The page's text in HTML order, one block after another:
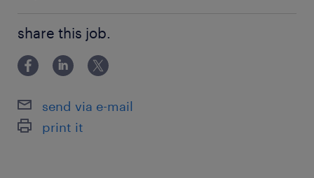
派遣先の特徴
自動車部品の倉庫です。
JR八高線／群馬藤岡駅（車5分）
上信電鉄線／西山名駅（車13分）
造工場での経験が少しでもあれば活かせます◎
share this job.
send via e-mail
print it